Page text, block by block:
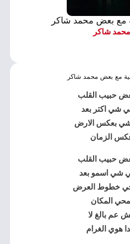
مع بعض محمد شاكر
محمد شاكر
مع بعض محمد شاكر
حبيب القلب
شي اكتر بعد
بعكس الارض
الزمان
حبيب القلب
شي اسمو بعد
خطوط العرض
المكان
عم بالغ لا
هوي الغرام